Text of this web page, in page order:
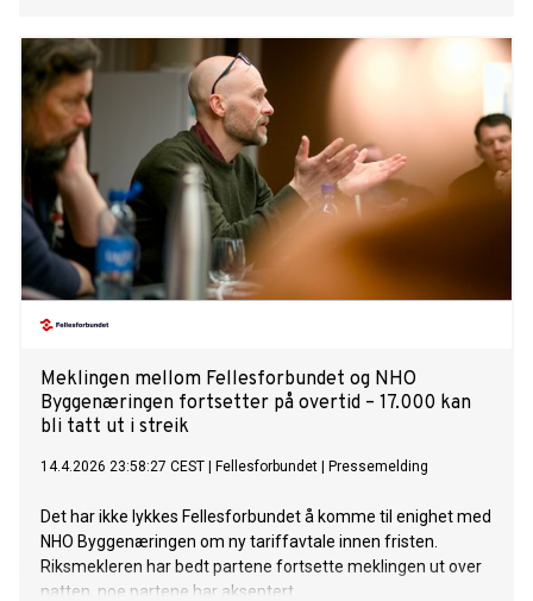
Meklingen mellom Fellesforbundet og NHO
Byggenæringen fortsetter på overtid – 17.000 kan
bli tatt ut i streik
14.4.2026 23:58:27 CEST Fellesforbundet Pressemelding
Det har ikke lykkes Fellesforbundet å komme til enighet med
NHO Byggenæringen om ny tariffavtale innen fristen.
Riksmekleren har bedt partene fortsette meklingen ut over
natten, noe partene har akseptert.